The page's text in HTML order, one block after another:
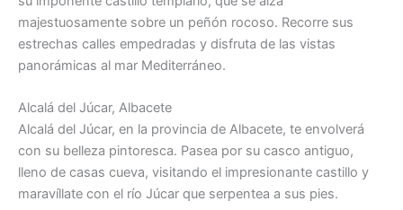
majestuosamente sobre un peñón rocoso. Recorre sus
estrechas calles empedradas y disfruta de las vistas
panorámicas al mar Mediterráneo.
Alcalá del Júcar, Albacete
Alcalá del Júcar, en la provincia de Albacete, te envolverá
con su belleza pintoresca. Pasea por su casco antiguo,
lleno de casas cueva, visitando el impresionante castillo y
maravíllate con el río Júcar que serpentea a sus pies.